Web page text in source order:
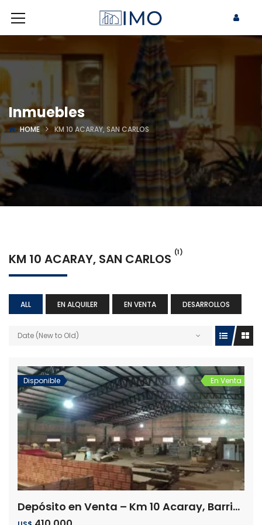
Inmuebles
HOME KM 10 ACARAY, SAN CARLOS
KM 10 ACARAY, SAN CARLOS (1)
ALL EN ALQUILER EN VENTA DESARROLLOS
Date (New to Old)
Disponible En Venta
Depósito en Venta – Km 10 Acaray, Barrio San Carlos, Ciudad del Este